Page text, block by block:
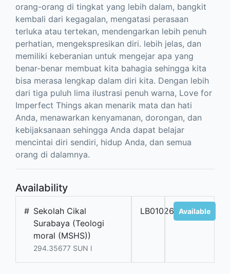
orang-orang di tingkat yang lebih dalam, bangkit
kembali dari kegagalan, mengatasi perasaan
terluka atau tertekan, mendengarkan lebih penuh
perhatian, mengekspresikan diri. lebih jelas, dan
memiliki keberanian untuk mengejar apa yang
benar-benar membuat kita bahagia sehingga kita
bisa merasa lengkap dalam diri kita. Dengan lebih
dari tiga puluh lima ilustrasi penuh warna, Love for
Imperfect Things akan menarik mata dan hati
Anda, menawarkan kenyamanan, dorongan, dan
kebijaksanaan sehingga Anda dapat belajar
mencintai diri sendiri, hidup Anda, dan semua
orang di dalamnya.
Availability
# Sekolah Cikal
Surabaya (Teologi
moral (MSHS))
294.35677 SUN l
LB01026 Available